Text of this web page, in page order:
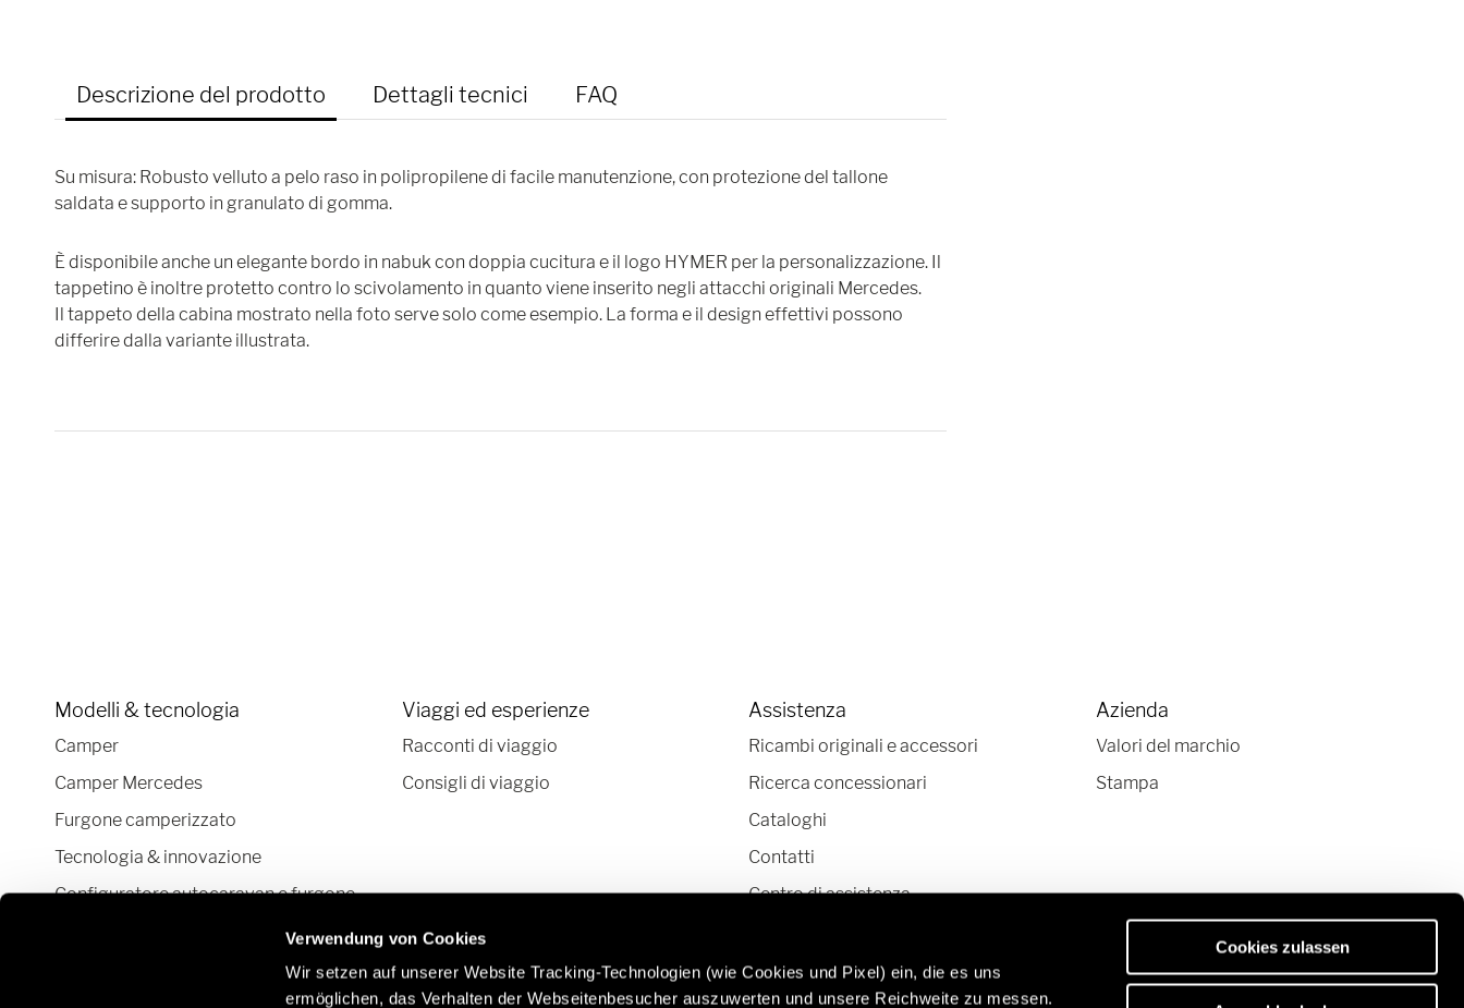
Verwendung von Cookies
Wir setzen auf unserer Website Tracking-Technologien (wie Cookies und Pixel) ein, die es uns
ermöglichen, das Verhalten der Webseitenbesucher auszuwerten und unsere Reichweite zu messen.
Cookies zulassen
Descrizione del prodotto Dettagli tecnici FAQ
Su misura: Robusto velluto a pelo raso in polipropilene di facile manutenzione, con protezione del tallone
saldata e supporto in granulato di gomma.
È disponibile anche un elegante bordo in nabuk con doppia cucitura e il logo HYMER per la personalizzazione. Il
tappetino è inoltre protetto contro lo scivolamento in quanto viene inserito negli attacchi originali Mercedes.
Il tappeto della cabina mostrato nella foto serve solo come esempio. La forma e il design effettivi possono
differire dalla variante illustrata.
Modelli & tecnologia
Camper
Camper Mercedes
Furgone camperizzato
Tecnologia & innovazione
Configuratore autocaravan e furgone
Viaggi ed esperienze
Racconti di viaggio
Consigli di viaggio
Assistenza
Ricambi originali e accessori
Ricerca concessionari
Cataloghi
Contatti
Centro di assistenza
Azienda
Valori del marchio
Stampa